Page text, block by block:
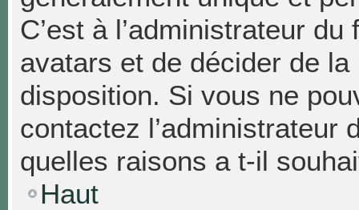
C’est à l’administrateur
avatars et de décider de
disposition. Si vous ne
contactez l’administrateur
quelles raisons a t-il
Haut